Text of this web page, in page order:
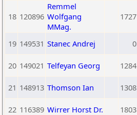
18 120896
Remmel
Wolfgang
MMag.
1727
19 149531 Stanec Andrej 0
20 149021 Telfeyan Georg 1284
21 148913 Thomson Ian 1308
22 116389 Wirrer Horst Dr. 1803